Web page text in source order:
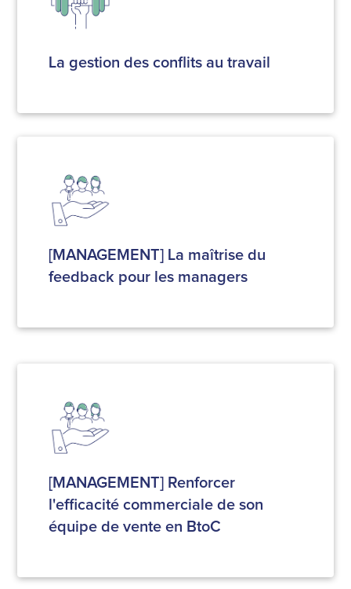
La gestion des conflits au travail
[MANAGEMENT] La maîtrise du
feedback pour les managers
[MANAGEMENT] Renforcer
l'efficacité commerciale de son
équipe de vente en BtoC